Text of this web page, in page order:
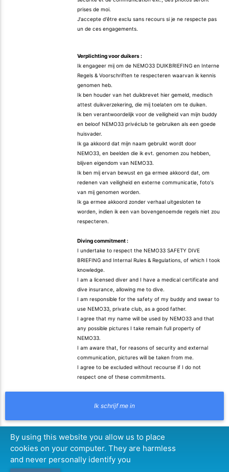
prises de moi.
J'accepte d'être exclu sans recours si je ne respecte pas
un de ces engagements.
Verplichting voor duikers :
Ik engageer mij om de NEMO33 DUIKBRIEFING en Interne
Regels & Voorschriften te respecteren waarvan ik kennis
genomen heb.
Ik ben houder van het duikbrevet hier gemeld, medisch
attest duikverzekering, die mij toelaten om te duiken.
Ik ben verantwoordelijk voor de veiligheid van mijn buddy
en beloof NEMO33 privéclub te gebruiken als een goede
huisvader.
Ik ga akkoord dat mijn naam gebruikt wordt door
NEMO33, en beelden die ik evt. genomen zou hebben,
blijven eigendom van NEMO33.
Ik ben mij ervan bewust en ga ermee akkoord dat, om
redenen van veiligheid en externe communicatie, foto's
van mij genomen worden.
Ik ga ermee akkoord zonder verhaal uitgesloten te
worden, indien ik een van bovengenoemde regels niet zou
respecteren.
Diving commitment :
I undertake to respect the NEMO33 SAFETY DIVE
BRIEFING and Internal Rules & Regulations, of which I took
knowledge.
I am a licensed diver and I have a medical certificate and
dive insurance, allowing me to dive.
I am responsible for the safety of my buddy and swear to
use NEMO33, private club, as a good father.
I agree that my name will be used by NEMO33 and that
any possible pictures I take remain full property of
NEMO33.
I am aware that, for reasons of security and external
communication, pictures will be taken from me.
I agree to be excluded without recourse if I do not
respect one of these commitments.
By using this website you allow us to place
cookies on your computer. They are harmless
and never personally identify you